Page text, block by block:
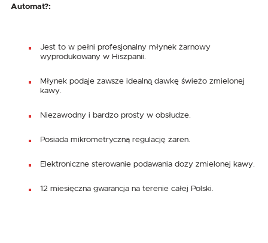
Automat?:
Jest to w pełni profesjonalny młynek żarnowy
wyprodukowany w Hiszpanii.
Młynek podaje zawsze idealną dawkę świeżo zmielonej
kawy.
Niezawodny i bardzo prosty w obsłudze.
Posiada mikrometryczną regulację żaren.
Elektroniczne sterowanie podawania dozy zmielonej kawy.
12 miesięczna gwarancja na terenie całej Polski.